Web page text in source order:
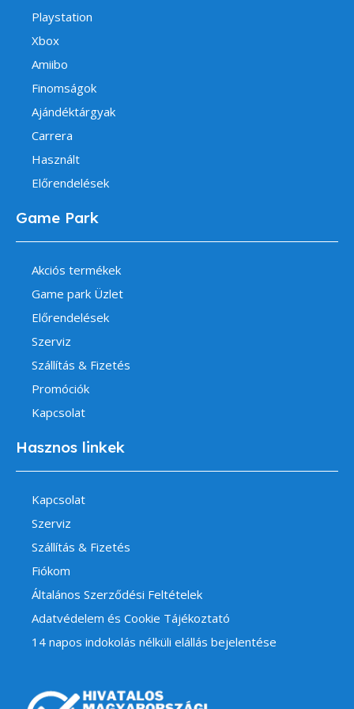
Playstation
Xbox
Amiibo
Finomságok
Ajándéktárgyak
Carrera
Használt
Előrendelések
Game Park
Akciós termékek
Game park Üzlet
Előrendelések
Szerviz
Szállítás & Fizetés
Promóciók
Kapcsolat
Hasznos linkek
Kapcsolat
Szerviz
Szállítás & Fizetés
Fiókom
Általános Szerződési Feltételek
Adatvédelem és Cookie Tájékoztató
14 napos indokolás nélküli elállás bejelentése